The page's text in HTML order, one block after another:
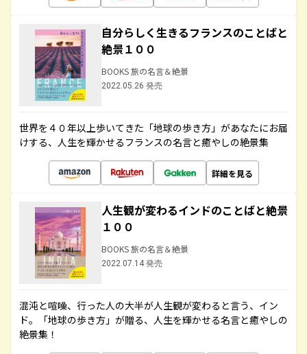
自分らしく生きるフランスのことばと
絶景１００
BOOKS 旅の名言＆絶景
2022.05.26 発売
世界を４０年以上歩いてきた「地球の歩き方」があなたにお届
けする、人生を輝かせるフランスの名言と癒やしの絶景集
詳細を見る
人生観が変わるインドのことばと絶景
１００
BOOKS 旅の名言＆絶景
2022.07.14 発売
混沌と喧噪、行った人の大半が人生観が変わると言う、イン
ド。「地球の歩き方」が贈る、人生を輝かせる名言と癒やしの
絶景集！